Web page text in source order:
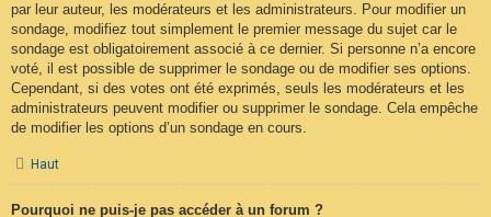
par leur auteur, les modérateurs et les administrateurs. Pour modifier un
sondage, modifiez tout simplement le premier message du sujet car le
sondage est obligatoirement associé à ce dernier. Si personne n’a encore
voté, il est possible de supprimer le sondage ou de modifier ses options.
Cependant, si des votes ont été exprimés, seuls les modérateurs et les
administrateurs peuvent modifier ou supprimer le sondage. Cela empêche
de modifier les options d’un sondage en cours.
Haut
Pourquoi ne puis-je pas accéder à un forum ?